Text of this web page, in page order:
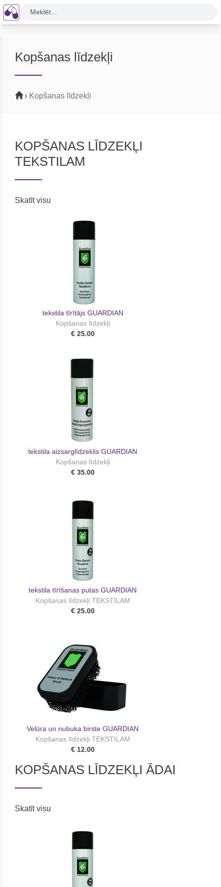
Meklēt...
Kopšanas līdzekļi
› Kopšanas līdzekļi
KOPŠANAS LĪDZEKĻI
TEKSTILAM
Skatīt visu
tekstila tīrītājs GUARDIAN
Kopšanas līdzekļi
€ 25.00
tekstila aizsarglīdzeklis GUARDIAN
Kopšanas līdzekļi
€ 35.00
tekstila tīrīšanas putas GUARDIAN
Kopšanas līdzekļi TEKSTILAM
€ 25.00
Velūra un nubuka birste GUARDIAN
Kopšanas līdzekļi TEKSTILAM
€ 12.00
KOPŠANAS LĪDZEKĻI ĀDAI
Skatīt visu